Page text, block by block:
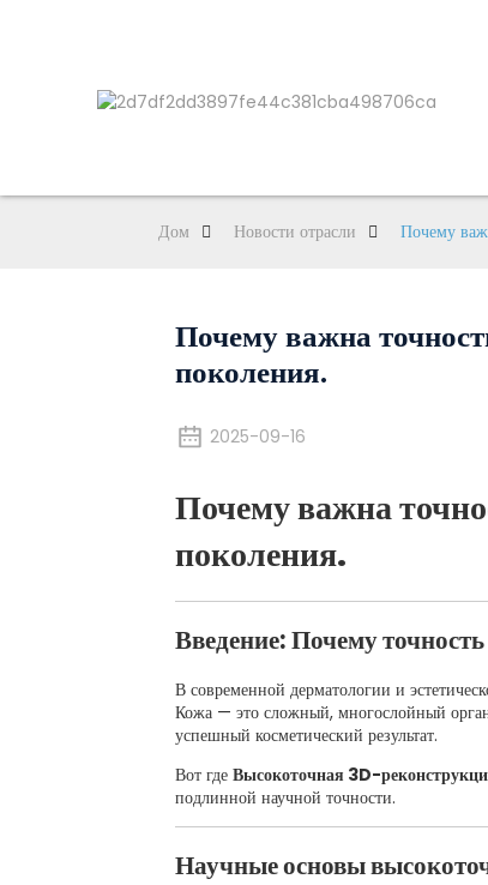
Дом Новости отрасли Почему
Почему важна
поколения.
2025-09-16
Почему важна
поколения.
Введение: Почему
В современной дерматологии и
Кожа — это сложный, многослойный
успешный косметический результат.
Вот где Высокоточная 3D-
подлинной научной точности.
Научные основы